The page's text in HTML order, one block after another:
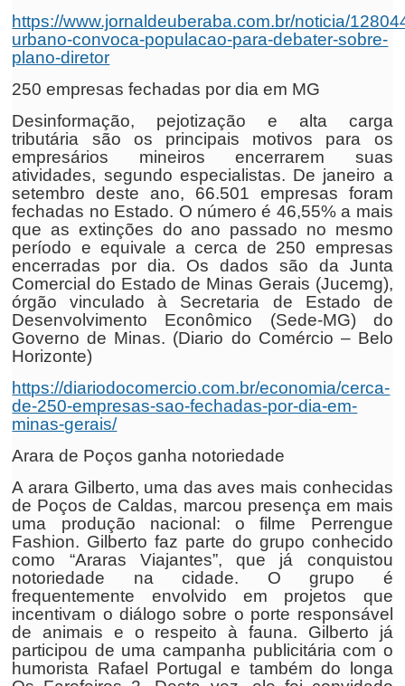
https://www.jornaldeuberaba.com.br/noticia/
urbano-convoca-populacao-para-debater-sobre-
plano-diretor
250 empresas fechadas por dia em MG
Desinformação, pejotização e alta carga
tributária são os principais motivos para os
empresários mineiros encerrarem suas
atividades, segundo especialistas. De janeiro a
setembro deste ano, 66.501 empresas foram
fechadas no Estado. O número é 46,55% a mais
que as extinções do ano passado no mesmo
período e equivale a cerca de 250 empresas
encerradas por dia. Os dados são da Junta
Comercial do Estado de Minas Gerais (Jucemg),
órgão vinculado à Secretaria de Estado de
Desenvolvimento Econômico (Sede-MG) do
Governo de Minas. (Diario do Comércio – Belo
Horizonte)
https://diariodocomercio.com.br/economia/cerca-
de-250-empresas-sao-fechadas-por-dia-em-
minas-gerais/
Arara de Poços ganha notoriedade
A arara Gilberto, uma das aves mais conhecidas
de Poços de Caldas, marcou presença em mais
uma produção nacional: o filme Perrengue
Fashion. Gilberto faz parte do grupo conhecido
como “Araras Viajantes”, que já conquistou
notoriedade na cidade. O grupo é
frequentemente envolvido em projetos que
incentivam o diálogo sobre o porte responsável
de animais e o respeito à fauna. Gilberto já
participou de uma campanha publicitária com o
humorista Rafael Portugal e também do longa